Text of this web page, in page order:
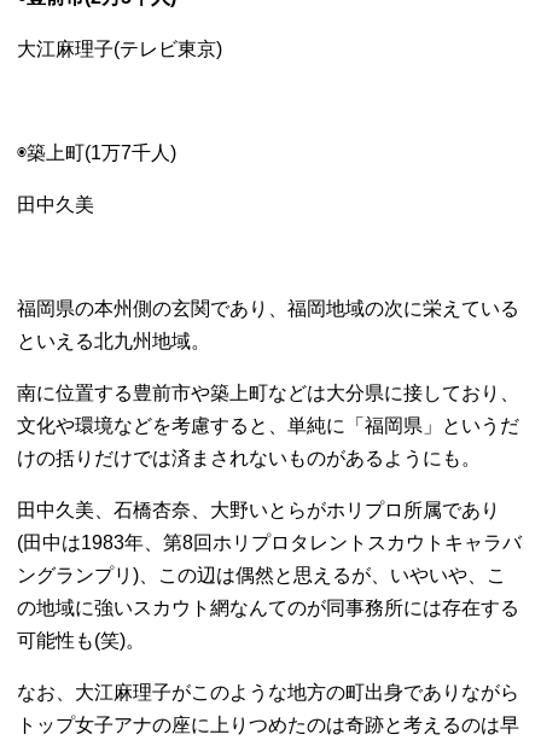
大江麻理子(テレビ東京)
◉築上町(1万7千人)
田中久美
福岡県の本州側の玄関であり、福岡地域の次に栄えている
といえる北九州地域。
南に位置する豊前市や築上町などは大分県に接しており、
文化や環境などを考慮すると、単純に「福岡県」というだ
けの括りだけでは済まされないものがあるようにも。
田中久美、石橋杏奈、大野いとらがホリプロ所属であり
(田中は1983年、第8回ホリプロタレントスカウトキャラバ
ングランプリ)、この辺は偶然と思えるが、いやいや、こ
の地域に強いスカウト網なんてのが同事務所には存在する
可能性も(笑)。
なお、大江麻理子がこのような地方の町出身でありながら
トップ女子アナの座に上りつめたのは奇跡と考えるのは早